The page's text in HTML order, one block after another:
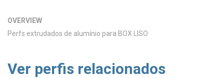
OVERVIEW
Perfs extrudados de alumínio para BOX LISO
Ver perfis relacionados